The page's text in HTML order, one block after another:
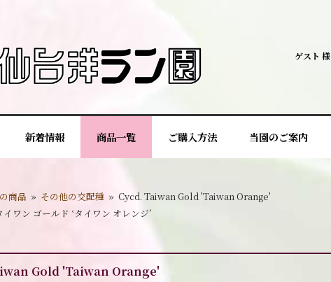
ゲスト 様
新着情報 商品一覧 ご購入方法 当園のご案内
商品 » その他の交配種 » Cycd. Taiwan Gold 'Taiwan Orange'
イワン ゴールド ‛タイワン オレンジ’
Gold 'Taiwan Orange'